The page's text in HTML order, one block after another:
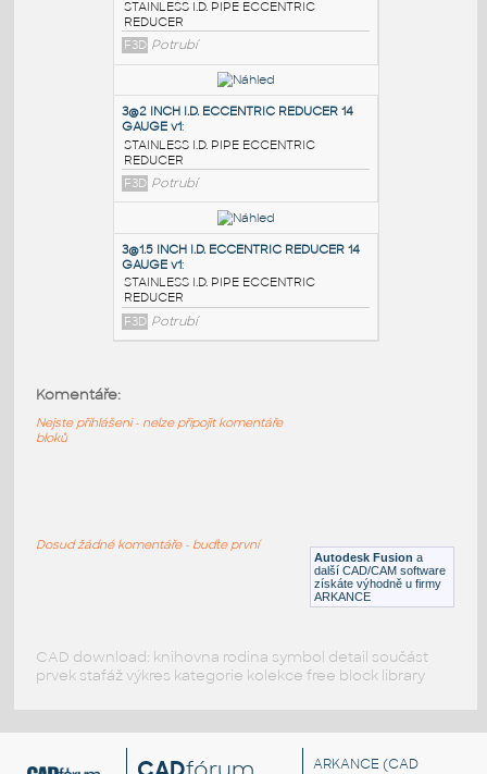
4@1.5 INCH I.D. ECCENTRIC REDUCER 14
GAUGE v1:
STAINLESS I.D. PIPE ECCENTRIC
REDUCER
F3D Potrubí
3@2.5 INCH I.D. ECCENTRIC REDUCER 14
GAUGE v1
STAINLESS I.D. PIPE ECCENTRIC
REDUCER
F3D Potrubí
3@2 INCH I.D. ECCENTRIC REDUCER 14
F3D Potrubí
STAINLESS I.D. PIPE ECCENTRIC
Autodesk Fusion a
další CAD/CAM software
získáte výhodně u firmy
ARKANCE
Komentáře:
Nejste přihlášeni - nelze připojit komentáře
bloků
Dosud žádné komentáře - buďte první
CAD download: knihovna rodina symbol detail součást
prvek stafáž výkres kategorie kolekce free block library
ARKANCE (CAD